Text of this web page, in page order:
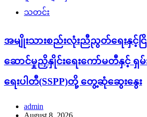
သတင်း
အမျိုးသားစည်းလုံးညီညွတ်ရေးနှင့်ငြိမ်
ဆောင်မှုညှိနှိုင်းရေးကော်မတီနှင့် ရှ
ရေးပါတီ(SSPP)တို့ တွေ့ဆုံဆွေးနွေး
admin
August 8, 2026